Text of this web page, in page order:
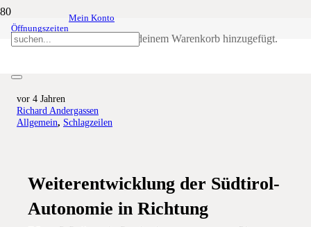
Öffnungszeiten
Mein Konto
wurde deinem Warenkorb hinzugefügt.
Autonomiestatut wurde unter
vor 4 Jahren
Richard Andergassen
Allgemein, Schlagzeilen
Weiterentwicklung der Südtirol-
Autonomie in Richtung